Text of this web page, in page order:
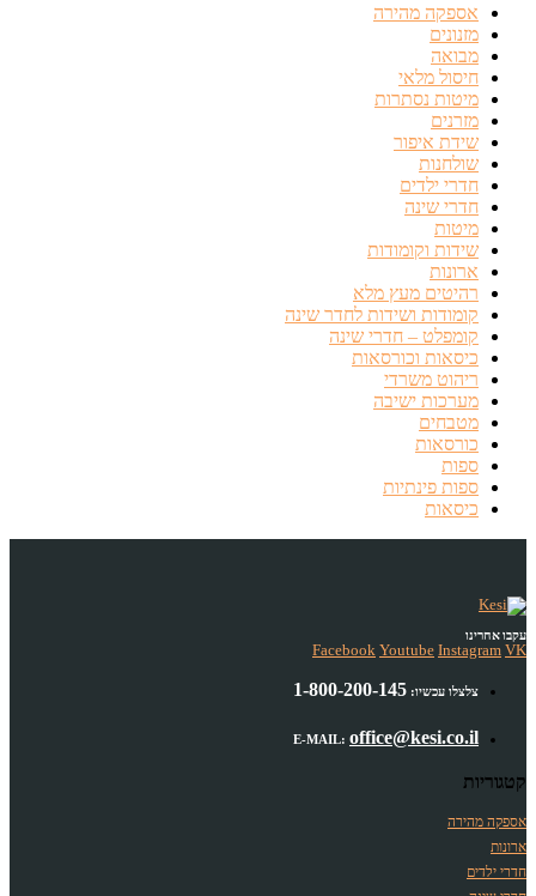
אספקה מהירה
מזנונים
מבואה
חיסול מלאי
מיטות נסתרות
מזרנים
שידת איפור
שולחנות
חדרי ילדים
חדרי שינה
מיטות
שידות וקומודות
ארונות
רהיטים מעץ מלא
קומודות ושידות לחדר שינה
קומפלט – חדרי שינה
כיסאות וכורסאות
ריהוט משרדי
מערכות ישיבה
מטבחים
כורסאות
ספות
ספות פינתיות
כיסאות
עקבו אחרינו
Facebook Youtube Instagram VK
צלצלו עכשיו: 1-800-200-145
E-MAIL: office@kesi.co.il
קטגוריות
אספקה מהירה
ארונות
חדרי ילדים